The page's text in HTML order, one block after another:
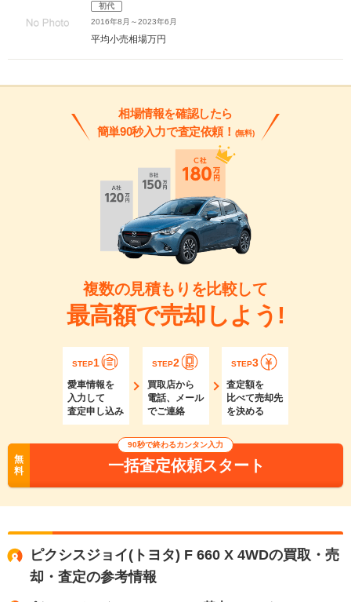
初代
2016年8月～2023年6月
平均小売相場万円
相場情報を確認したら
簡単90秒入力で査定依頼！ (無料)
複数の見積もりを比較して
最高額で売却しよう!
STEP1
愛車情報を
入力して
査定申し込み
STEP2
買取店から
電話、メール
でご連絡
STEP3
査定額を
比べて売却先
を決める
無
料
90秒で終わるカンタン入力
一括査定依頼スタート
ピクシスジョイ(トヨタ) F 660 X 4WDの買取・売
却・査定の参考情報